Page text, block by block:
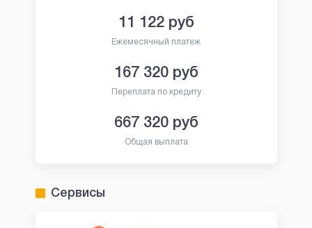
11 122руб
Ежемесячный платеж
167 320руб
Переплата по кредиту
667 320руб
Общая выплата
Сервисы